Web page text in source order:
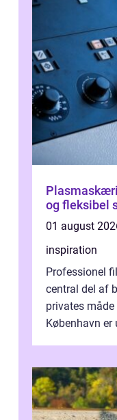
og fleksibel
01 august
inspiration
Professionel
central del af
privates måde
København er